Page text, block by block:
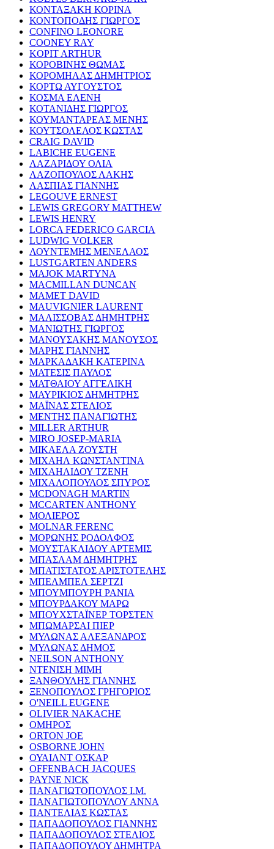
ΚΟΝΤΑΞΑΚΗ ΚΟΡΙΝΑ
ΚΟΝΤΟΠΟΔΗΣ ΓΙΩΡΓΟΣ
CONFINO LEONORE
COONEY RAY
KOPIT ARTHUR
ΚΟΡΟΒΙΝΗΣ ΘΩΜΑΣ
ΚΟΡΟΜΗΛΑΣ ΔΗΜΗΤΡΙΟΣ
ΚΟΡΤΩ ΑΥΓΟΥΣΤΟΣ
ΚΟΣΜΑ ΕΛΕΝΗ
ΚΟΤΑΝΙΔΗΣ ΓΙΩΡΓΟΣ
ΚΟΥΜΑΝΤΑΡΕΑΣ ΜΕΝΗΣ
ΚΟΥΤΣΟΛΕΛΟΣ ΚΩΣΤΑΣ
CRAIG DAVID
LABICHE EUGENE
ΛΑΖΑΡΙΔΟΥ ΟΛΙΑ
ΛΑΖΟΠΟΥΛΟΣ ΛΑΚΗΣ
ΛΑΣΠΙΑΣ ΓΙΑΝΝΗΣ
LEGOUVE ERNEST
LEWIS GREGORY MATTHEW
LEWIS HENRY
LORCA FEDERICO GARCIA
LUDWIG VOLKER
ΛΟΥΝΤΕΜΗΣ ΜΕΝΕΛΑΟΣ
LUSTGARTEN ANDERS
MAJOK MARTYNA
MACMILLAN DUNCAN
MAMET DAVID
MAUVIGNIER LAURENT
ΜΑΛΙΣΣΟΒΑΣ ΔΗΜΗΤΡΗΣ
ΜΑΝΙΩΤΗΣ ΓΙΩΡΓΟΣ
ΜΑΝΟΥΣΑΚΗΣ ΜΑΝΟΥΣΟΣ
ΜΑΡΗΣ ΓΙΑΝΝΗΣ
ΜΑΡΚΑΔΑΚΗ ΚΑΤΕΡΙΝΑ
ΜΑΤΕΣΙΣ ΠΑΥΛΟΣ
ΜΑΤΘΑΙΟΥ ΑΓΓΕΛΙΚΗ
ΜΑΥΡΙΚΙΟΣ ΔΗΜΗΤΡΗΣ
ΜΑΪΝΑΣ ΣΤΕΛΙΟΣ
ΜΕΝΤΗΣ ΠΑΝΑΓΙΩΤΗΣ
MILLER ARTHUR
MIRO JOSEP-MARIA
ΜΙΚΑΕΛΑ ΖΟΥΣΤΗ
ΜΙΧΑΗΛ ΚΩΝΣΤΑΝΤΙΝΑ
ΜΙΧΑΗΛΙΔΟΥ ΤΖΕΝΗ
ΜΙΧΑΛΟΠΟΥΛΟΣ ΣΠΥΡΟΣ
MCDONAGH MARTIN
MCCARTEN ANTHONY
ΜΟΛΙΕΡΟΣ
MOLNAR FERENC
ΜΟΡΩΝΗΣ ΡΟΔΟΛΦΟΣ
ΜΟΥΣΤΑΚΛΙΔΟΥ ΑΡΤΕΜΙΣ
ΜΠΑΣΛΑΜ ΔΗΜΗΤΡΗΣ
ΜΠΑΤΙΣΤΑΤΟΣ ΑΡΙΣΤΟΤΕΛΗΣ
ΜΠΕΛΜΠΕΛ ΣΕΡΤΖΙ
ΜΠΟΥΜΠΟΥΡΗ ΡΑΝΙΑ
ΜΠΟΥΡΔΑΚΟΥ ΜΑΡΩ
ΜΠΟΥΧΣΤΑΪΝΕΡ ΤΟΡΣΤΕΝ
ΜΠΩΜΑΡΣΑΙ ΠΙΕΡ
ΜΥΛΩΝΑΣ ΑΛΕΞΑΝΔΡΟΣ
ΜΥΛΩΝΑΣ ΔΗΜΟΣ
NEILSON ANTHONY
ΝΤΕΝΙΣΗ ΜΙΜΗ
ΞΑΝΘΟΥΛΗΣ ΓΙΑΝΝΗΣ
ΞΕΝΟΠΟΥΛΟΣ ΓΡΗΓΟΡΙΟΣ
O'NEILL EUGENE
OLIVIER NAKACHE
ΟΜΗΡΟΣ
ORTON JOE
OSBORNE JOHN
ΟΥΑΙΛΝΤ ΟΣΚΑΡ
OFFENBACH JACQUES
PAYNE NICK
ΠΑΝΑΓΙΩΤΟΠΟΥΛΟΣ Ι.Μ.
ΠΑΝΑΓΙΩΤΟΠΟΥΛΟΥ ΑΝΝΑ
ΠΑΝΤΕΛΙΑΣ ΚΩΣΤΑΣ
ΠΑΠΑΔΟΠΟΥΛΟΣ ΓΙΑΝΝΗΣ
ΠΑΠΑΔΟΠΟΥΛΟΣ ΣΤΕΛΙΟΣ
ΠΑΠΑΔΟΠΟΥΛΟΥ ΔΗΜΗΤΡΑ